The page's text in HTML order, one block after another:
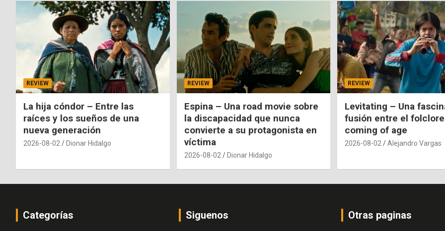
REVIEW
La hija cóndor – Entre las
raíces y los sueños de una
nueva generación
2026-08-02 Dionar Hidalgo
REVIEW
Espina – Una road movie sobre
la discapacidad que nunca
convierte a su protagonista en
víctima
2026-08-02 Dionar Hidalgo
REVIEW
Levitating – Una
fusión entre el
coming of age
2026-08-02 Alejandro Vargas
Categorías Siguenos Otras paginas